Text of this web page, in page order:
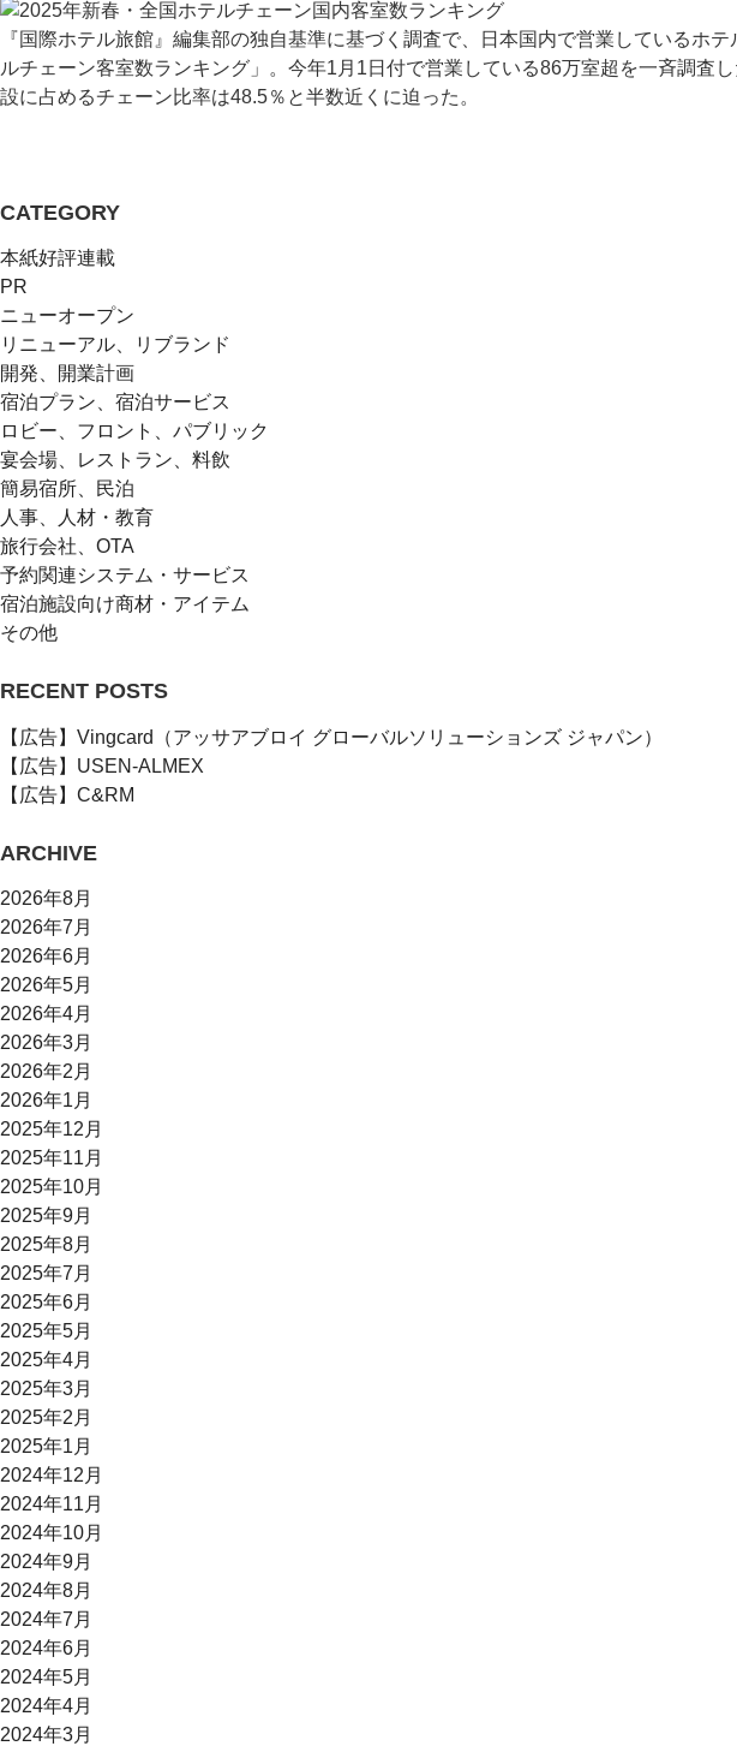
『国際ホテル旅館』編集部の独自基準に基づく調査で、日本国内で営業しているホ
ルチェーン客室数ランキング」。今年1月1日付で営業している86万室超を一斉調
設に占めるチェーン比率は48.5％と半数近くに迫った。
CATEGORY
本紙好評連載
PR
ニューオープン
リニューアル、リブランド
開発、開業計画
宿泊プラン、宿泊サービス
ロビー、フロント、パブリック
宴会場、レストラン、料飲
簡易宿所、民泊
人事、人材・教育
旅行会社、OTA
予約関連システム・サービス
宿泊施設向け商材・アイテム
その他
RECENT POSTS
【広告】Vingcard（アッサアブロイ グローバルソリューションズ ジャパン）
【広告】USEN-ALMEX
【広告】C&RM
ARCHIVE
2026年8月
2026年7月
2026年6月
2026年5月
2026年4月
2026年3月
2026年2月
2026年1月
2025年12月
2025年11月
2025年10月
2025年9月
2025年8月
2025年7月
2025年6月
2025年5月
2025年4月
2025年3月
2025年2月
2025年1月
2024年12月
2024年11月
2024年10月
2024年9月
2024年8月
2024年7月
2024年6月
2024年5月
2024年4月
2024年3月